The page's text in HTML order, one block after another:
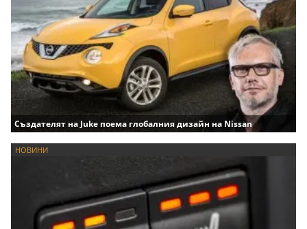
Създателят на Juke поема глобалния дизайн на Nissan
НОВИНИ